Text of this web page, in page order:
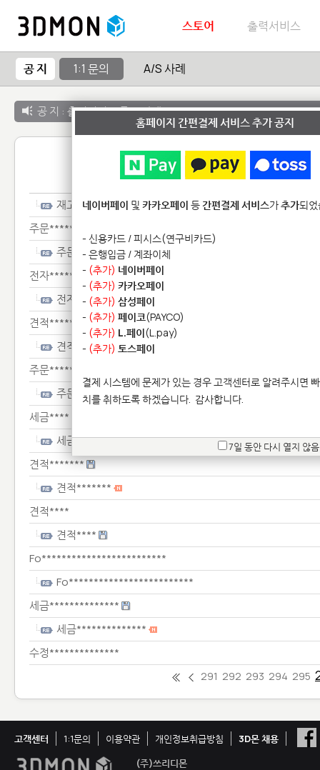
스토어 출력서비스
공 지 1:1 문의 A/S 사례
공 지 : 출력서비스 종료 안내
1:1 문
재고*************************
주문**************************
주문**************************
전자************************************
전자************************************
견적******
견적******
주문************************
주문************************
세금****
세금****
견적*******
견적*******
견적****
견적****
Fo*************************
Fo*************************
세금**************
세금**************
수정**************
291 292 293 294 295
고객센터 1:1문의 이용약관 개인정보취급방침
3D몬 채용
(주)쓰리디몬
홈페이지 간편결제 서비스 추가 공지
네이버페이 및 카카오페이 등간편결제 서비스가추가되
- 신용카드 / 피시스(연구비카드)
- 은행입금 / 계좌이체
- (추가) 네이버페이
- (추가) 카카오페이
- (추가) 삼성페이
- (추가) 페이코(PAYCO)
- (추가) L.페이(L.pay)
- (추가) 토스페이
결제 시스템에 문제가 있는 경우 고객센터로 알려주시면
치를 취하도록 하겠습니다. 감사합니다.
7일 동안 다시 열지 않음